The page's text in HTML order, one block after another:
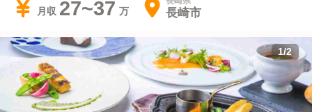
月収 27~37 長崎市
1/2